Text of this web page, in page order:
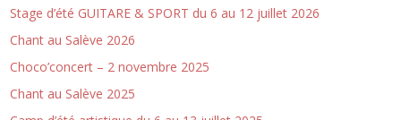
Stage d’été GUITARE & SPORT du 6 au 12 juillet 2026
Chant au Salève 2026
Choco’concert – 2 novembre 2025
Chant au Salève 2025